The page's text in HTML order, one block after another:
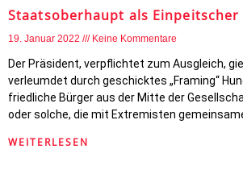
Staatsoberhaupt als
19. Januar 2022 Keine Kommentare
Der Präsident, verpflichtet zum Ausgleich,
verleumdet durch geschicktes „Framing“
friedliche Bürger aus der Mitte der
oder solche, die mit Extremisten
WEITERLESEN